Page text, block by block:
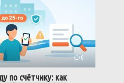
0
по счётчику: как